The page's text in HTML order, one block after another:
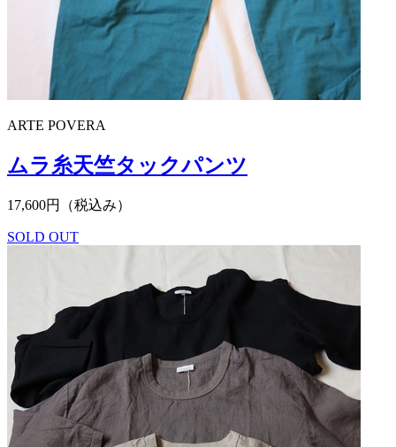
ARTE POVERA
ムラ糸天竺タックパンツ
17,600円（税込み）
SOLD OUT